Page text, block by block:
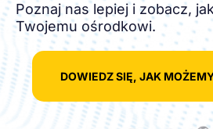
Poznaj nas lepiej i zobacz,
Twojemu ośrodkowi.
DOWIEDZ SIĘ, JAK